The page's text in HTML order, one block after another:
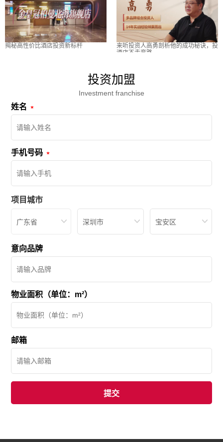
揭秘高性价比酒店投资新标杆
来听投资人高勇剖析他的成功秘诀，投
酒店不走弯路
投资加盟
Investment franchise
姓名
手机号码
项目城市
广东省 深圳市 宝安区
意向品牌
物业面积（单位：m²）
邮箱